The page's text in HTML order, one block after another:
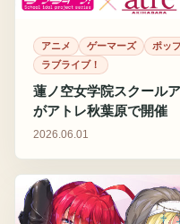
アニメ ゲーマーズ ポッ
ラブライブ！
蓮ノ空女学院スクール
がアトレ秋葉原で開催
2026.06.01